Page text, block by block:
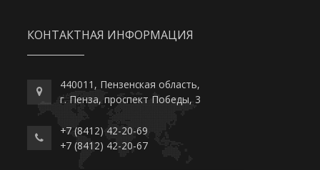
КОНТАКТНАЯ ИНФОРМАЦИЯ
440011, Пензенская область,
г. Пенза, проспект Победы, 3
+7 (8412) 42-20-69
+7 (8412) 42-20-67